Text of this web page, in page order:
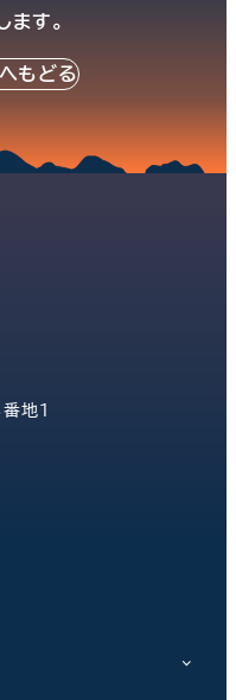
ます。
もどる
地1